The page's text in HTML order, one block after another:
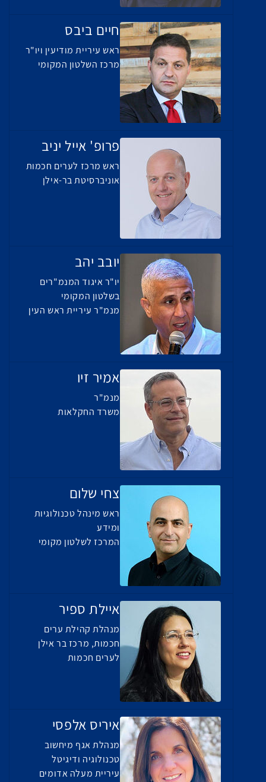
חיים ביבס
ראש עיריית מודיעין ויו"ר
מרכז השלטון המקומי
פרופ' אייל יניב
ראש מרכז לערים חכמות
אוניברסיטת בר-אילן
יובב יהב
יו"ר איגוד המנמ"רים
בשלטון המקומי
מנמ"ר עיריית ראש העין
אמיר זיו
מנמ"ר
משרד החקלאות
צחי שלום
ראש מינהל טכנולוגיות
ומידע
המרכז לשלטון מקומי
איילת ספיר
מנהלת קהילת ערים
חכמות, מרכז בר אילן
לערים חכמות
איריס אלפסי
מנהלת אגף מיחשוב
טכנולוגיה ודיגיטל
עיריית מעלה אדומים